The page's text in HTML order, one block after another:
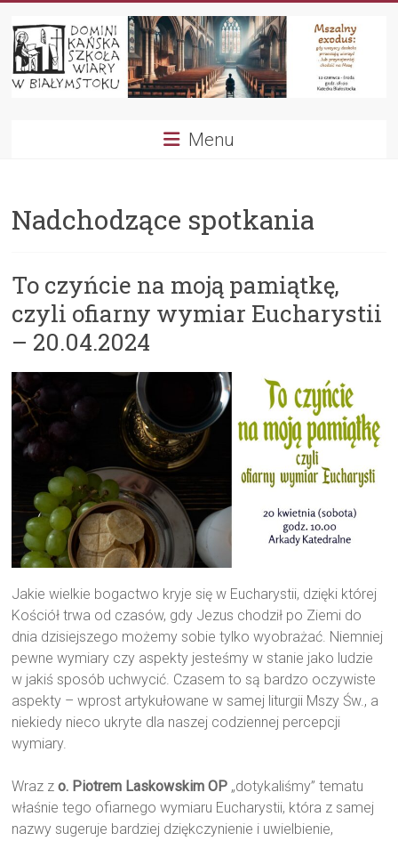
do
treści
DominikańskaMenu
Nadchodzące spotkania
To czyńcie na moją pamiątkę,
czyli ofiarny wymiar Eucharystii
– 20.04.2024
Jakie wielkie bogactwo kryje się w Eucharystii, dzięki której
Kościół trwa od czasów, gdy Jezus chodził po Ziemi do
dnia dzisiejszego możemy sobie tylko wyobrażać. Niemniej
pewne wymiary czy aspekty jesteśmy w stanie jako ludzie
w jakiś sposób uchwycić. Czasem to są bardzo oczywiste
aspekty – wprost artykułowane w samej liturgii Mszy Św., a
niekiedy nieco ukryte dla naszej codziennej percepcji
wymiary.
Wraz zo. Piotrem Laskowskim OP „dotykaliśmy” tematu
właśnie tego ofiarnego wymiaru Eucharystii, która z samej
nazwy sugeruje bardziej dziękczynienie i uwielbienie,